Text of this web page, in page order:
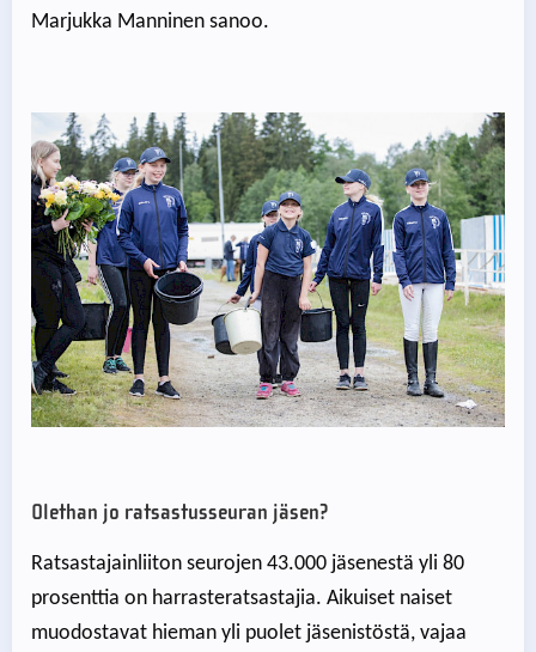
Marjukka Manninen sanoo.
Olethan jo ratsastusseuran jäsen?
Ratsastajainliiton seurojen 43.000 jäsenestä yli 80
prosenttia on harrasteratsastajia. Aikuiset naiset
muodostavat hieman yli puolet jäsenistöstä, vajaa